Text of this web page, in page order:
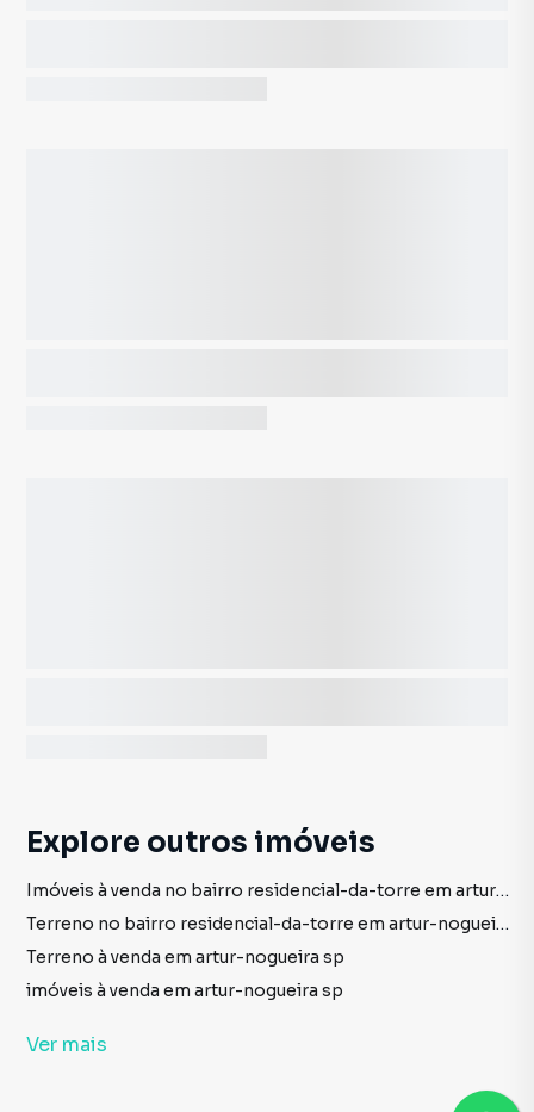
Explore outros imóveis
Imóveis à venda no bairro residencial-da-torre em artur-nogueira sp
Terreno no bairro residencial-da-torre em artur-nogueira sp
Terreno à venda em artur-nogueira sp
imóveis à venda em artur-nogueira sp
Casa no bairro residencial-da-torre em artur-nogueira sp
Ver mais